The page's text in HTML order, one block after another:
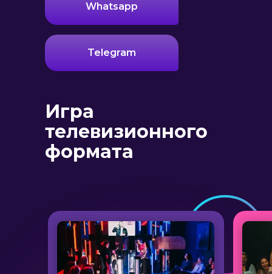
Whatsapp
Telegram
Игра
телевизионного
формата